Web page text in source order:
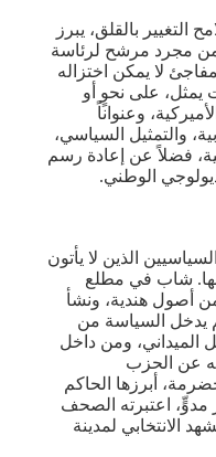
بالقلق، يبرز
مجرد مرشح لرئاسة
لا يمكن اختزاله
يمثل، على نحوٍ أو
وعنواناً
والتمثيل السياسي،
فضلاً عن إعادة رسم
الوطني.
الذين لا يأتون
شاب في مطلع
من أصول هندية، ونشأ
يدخل السياسة من
الميداني، ومن داخل
عن الحزب
أبرزها الحاكم
مدوٍّ، اعتبرته الصحف
الانتخابي لمدينة